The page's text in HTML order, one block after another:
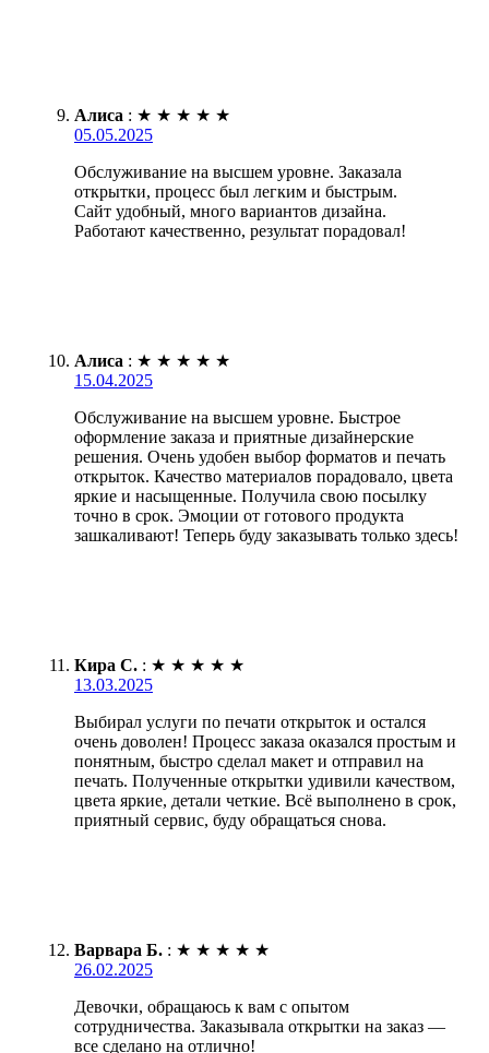
Алиса : ★ ★ ★ ★ ★
05.05.2025
Обслуживание на высшем уровне. Заказала
открытки, процесс был легким и быстрым.
Сайт удобный, много вариантов дизайна.
Работают качественно, результат порадовал!
Алиса : ★ ★ ★ ★ ★
15.04.2025
Обслуживание на высшем уровне. Быстрое
оформление заказа и приятные дизайнерские
решения. Очень удобен выбор форматов и печать
открыток. Качество материалов порадовало, цвета
яркие и насыщенные. Получила свою посылку
точно в срок. Эмоции от готового продукта
зашкаливают! Теперь буду заказывать только здесь!
Кира С. : ★ ★ ★ ★ ★
13.03.2025
Выбирал услуги по печати открыток и остался
очень доволен! Процесс заказа оказался простым и
понятным, быстро сделал макет и отправил на
печать. Полученные открытки удивили качеством,
цвета яркие, детали четкие. Всё выполнено в срок,
приятный сервис, буду обращаться снова.
Варвара Б. : ★ ★ ★ ★ ★
26.02.2025
Девочки, обращаюсь к вам с опытом
сотрудничества. Заказывала открытки на заказ —
все сделано на отлично!